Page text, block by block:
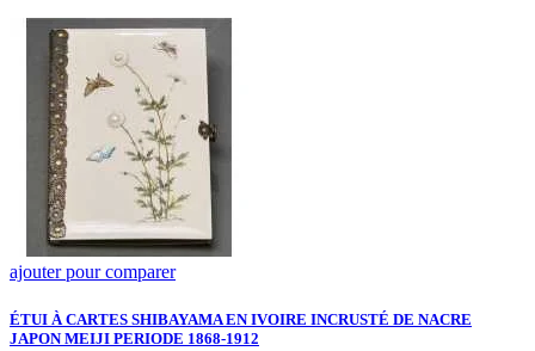
ajouter pour comparer
ÉTUI À CARTES SHIBAYAMA EN IVOIRE INCRUSTÉ DE NACRE
JAPON MEIJI PERIODE 1868-1912